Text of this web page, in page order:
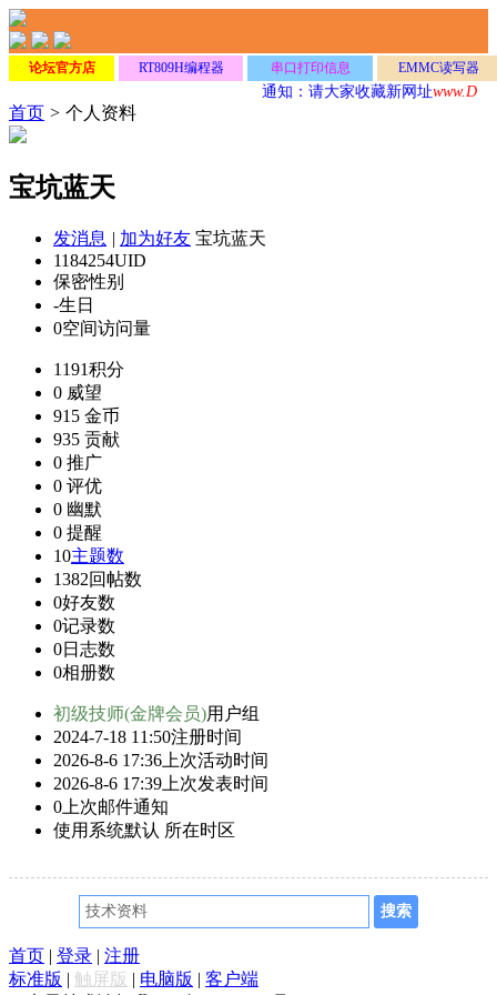
论坛官方店 RT809H编程器 串口打印信息 EMMC读写器
通知：请大家收藏新网址
首页 > 个人资料
宝坑蓝天
发消息 | 加为好友 宝坑蓝天
1184254UID
保密性别
-生日
0空间访问量
1191积分
0 威望
915 金币
935 贡献
0 推广
0 评优
0 幽默
0 提醒
10主题数
1382回帖数
0好友数
0记录数
0日志数
0相册数
初级技师(金牌会员)用户组
2024-7-18 11:50注册时间
2026-8-6 17:36 上次活动时间
2026-8-6 17:39 上次发表时间
0 上次邮件通知
使用系统默认 所在时区
首页 | 登录 | 注册
标准版 | 触屏版 | 电脑版 | 客户端